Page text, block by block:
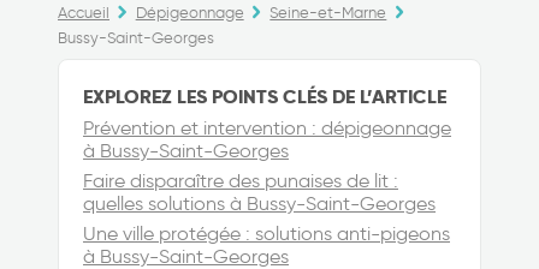
Accueil Dépigeonnage
Seine-et-Marne
Bussy-Saint-Georges
EXPLOREZ LES POINTS CLÉS DE L’ARTICLE
Prévention et intervention : dépigeonnage
à Bussy-Saint-Georges
Faire disparaître des punaises de lit :
quelles solutions à Bussy-Saint-Georges
Une ville protégée : solutions anti-pigeons
à Bussy-Saint-Georges